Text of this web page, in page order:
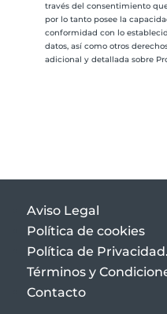
través del consentimiento
por lo tanto posee la
conformidad con lo
datos, así como otros
adicional y detallada sobre
Aviso Legal
Política de cookies
Política de Privacidad.
Términos y
Contacto